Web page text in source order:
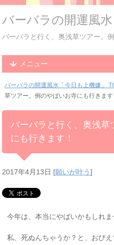
バーバラの開運風水
バーバラと行く、奥浅草ツアー。
メニュー
バーバラの開運風水「今日も上機嫌」
草ツアー。例のやばいお寺にも行きます
バーバラと行く、奥浅草
にも行きます！
2017年4月13日 [願いが叶う]
今年は、本当にやばいかもしれま
私、死ぬんちゃうか？と、おびえ